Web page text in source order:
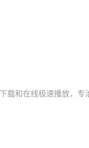
下载和在线极速播放，专